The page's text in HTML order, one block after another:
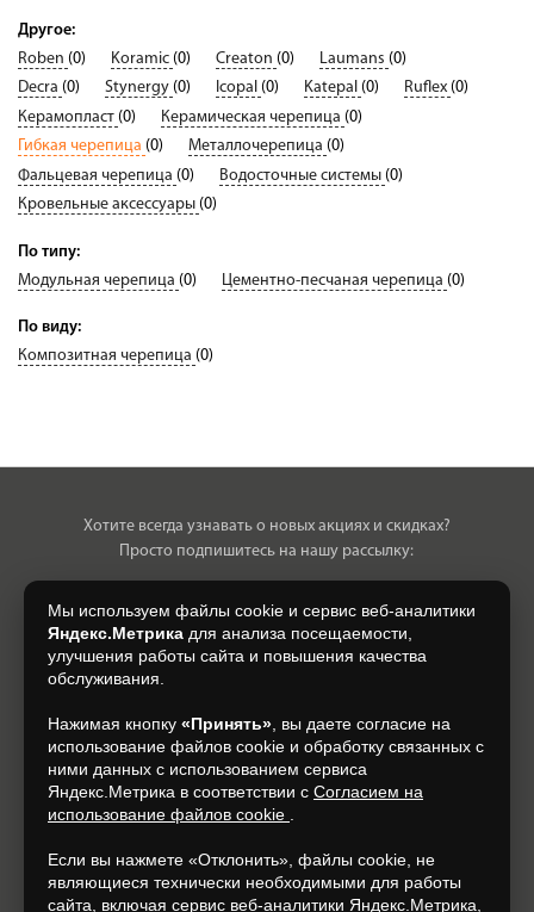
Другое:
Roben (0) Koramic (0) Creaton (0) Laumans (0)
Decra (0) Stynergy (0) Icopal (0) Katepal (0) Ruflex (0)
Керамопласт (0) Керамическая черепица (0)
Гибкая черепица (0) Металлочерепица (0)
Фальцевая черепица (0) Водосточные системы (0)
Кровельные аксессуары (0)
По типу:
Модульная черепица (0) Цементно-песчаная черепица (0)
По виду:
Композитная черепица (0)
Хотите всегда узнавать о новых акциях и скидках?
Просто подпишитесь на нашу рассылку:
Нажимая на кнопку, я даю свое согласие на обработку моих
персональных данных, на условиях и для целей, определенных в
Подписаться
+7 (920) 150-77-00
Мы используем файлы cookie и сервис веб-аналитики
Яндекс.Метрика для анализа посещаемости,
улучшения работы сайта и повышения качества
обслуживания.
Нажимая кнопку «Принять» , вы даете согласие на
использование файлов cookie и обработку связанных с
ними данных с использованием сервиса
Яндекс.Метрика в соответствии с Согласием на
использование файлов cookie
Если вы нажмете «Отклонить», файлы cookie, не
являющиеся технически необходимыми для работы
сайта, включая сервис веб-аналитики Яндекс.Метрика,